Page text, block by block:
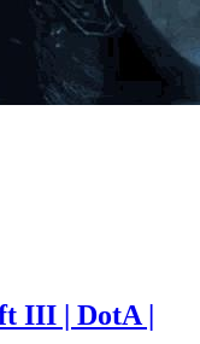
III | DotA |